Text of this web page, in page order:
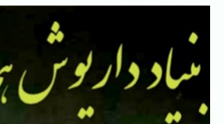
پرش
محتوا